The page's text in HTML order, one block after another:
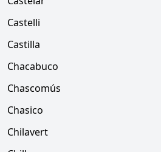
Castelli
Castilla
Chacabuco
Chascomús
Chasico
Chilavert